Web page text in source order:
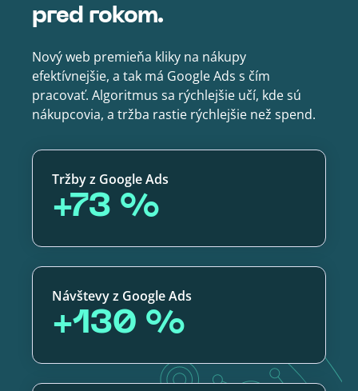
pred rokom.
Nový web premieňa kliky na nákupy
efektívnejšie, a tak má Google Ads s čím
pracovať. Algoritmus sa rýchlejšie učí, kde sú
nákupcovia, a tržba rastie rýchlejšie než spend.
Tržby z Google Ads
+73 %
Návštevy z Google Ads
+130 %